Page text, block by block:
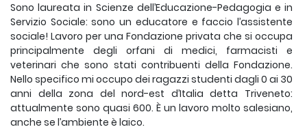
Sono laureata in Scienze dell’Educazione-Pedagogia e in
Servizio Sociale: sono un educatore e faccio l’assistente
sociale! Lavoro per una Fondazione privata che si occupa
principalmente degli orfani di medici, farmacisti e
veterinari che sono stati contribuenti della Fondazione.
Nello specifico mi occupo dei ragazzi studenti dagli 0 ai 30
anni della zona del nord-est d’Italia detta Triveneto:
attualmente sono quasi 600. È un lavoro molto salesiano,
anche se l’ambiente è laico.